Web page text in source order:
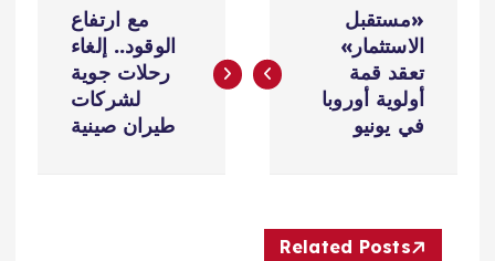
ص
«مستقبل
الاستثمار»
تعقد قمة
أولوية أوروبا
في يونيو
مع ارتفاع
الوقود.. إلغاء
رحلات جوية
لشركات
طيران صينية
Related Posts